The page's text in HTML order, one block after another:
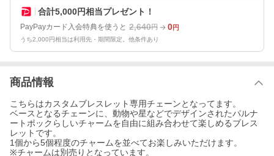
合計5,000円相当プレゼント！
PayPayカード入会特典を使うと 2,640円 0円
うち2,000円相当は利用先・期間限定。他条件あり
商品情報
こちらはカスタムブレスレット専用チェーンとなってます。
ベースとなるチェーンに、動物や星などでデザインされたパルナ
ートポックらしいチャームを自由に組み合わせて楽しめるブレス
レットです。
1個から5個程度のチャームを並べてお楽しみいただけます。
※チャームは別売りとなっています。